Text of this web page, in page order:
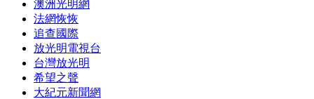
澳洲光明網
法網恢恢
追查國際
放光明電視台
台灣放光明
希望之聲
大紀元新聞網